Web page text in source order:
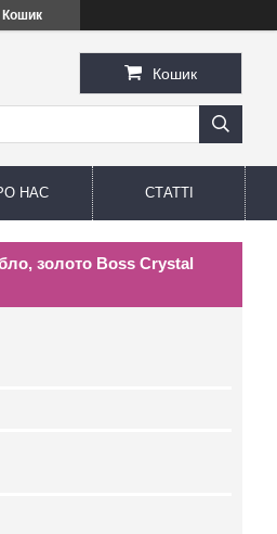
Кошик
Кошик
НАС СТАТТІ
золото Boss Crystal